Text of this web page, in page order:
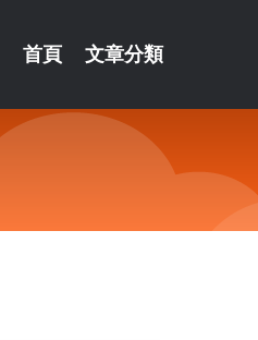
首頁 文章分類